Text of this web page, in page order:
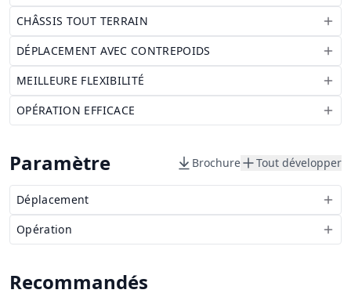
CHÂSSIS TOUT TERRAIN
DÉPLACEMENT AVEC CONTREPOIDS
MEILLEURE FLEXIBILITÉ
OPÉRATION EFFICACE
Paramètre Brochure Tout développer
Déplacement
Opération
Recommandés